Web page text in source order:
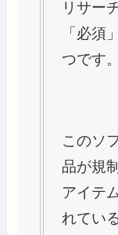
リサー
「必須
つです。
このソ
品が規
アイテ
れてい